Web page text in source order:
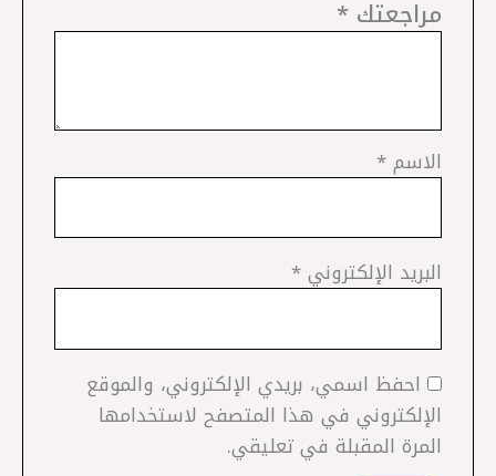
مراجعتك*
الاسم*
البريد الإلكتروني*
احفظ اسمي، بريدي الإلكتروني، والموقع
الإلكتروني في هذا المتصفح لاستخدامها
المرة المقبلة في تعليقي.